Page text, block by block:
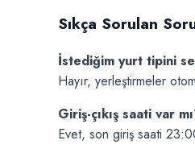
Sıkça Sorulan
İstediğim yurt tipini
Hayır, yerleştirmeler
Giriş-çıkış saati var
Evet, son giriş saati